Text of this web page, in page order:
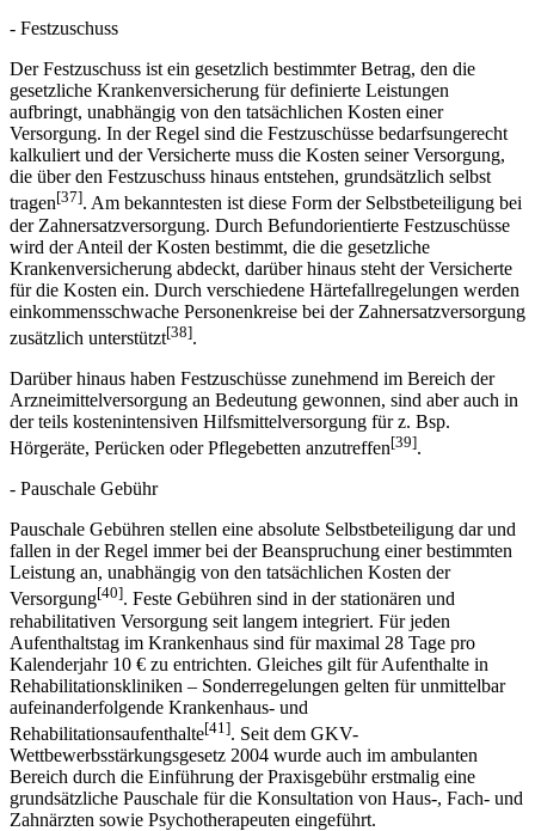
- Festzuschuss
Der Festzuschuss ist ein gesetzlich bestimmter Betrag, den die
gesetzliche Krankenversicherung für definierte Leistungen
aufbringt, unabhängig von den tatsächlichen Kosten einer
Versorgung. In der Regel sind die Festzuschüsse bedarfsungerecht
kalkuliert und der Versicherte muss die Kosten seiner Versorgung,
die über den Festzuschuss hinaus entstehen, grundsätzlich selbst
tragen[37]. Am bekanntesten ist diese Form der Selbstbeteiligung bei
der Zahnersatzversorgung. Durch Befundorientierte Festzuschüsse
wird der Anteil der Kosten bestimmt, die die gesetzliche
Krankenversicherung abdeckt, darüber hinaus steht der Versicherte
für die Kosten ein. Durch verschiedene Härtefallregelungen werden
einkommensschwache Personenkreise bei der Zahnersatzversorgung
zusätzlich unterstützt[38].
Darüber hinaus haben Festzuschüsse zunehmend im Bereich der
Arzneimittelversorgung an Bedeutung gewonnen, sind aber auch in
der teils kostenintensiven Hilfsmittelversorgung für z. Bsp.
Hörgeräte, Perücken oder Pflegebetten anzutreffen[39].
- Pauschale Gebühr
Pauschale Gebühren stellen eine absolute Selbstbeteiligung dar und
fallen in der Regel immer bei der Beanspruchung einer bestimmten
Leistung an, unabhängig von den tatsächlichen Kosten der
Versorgung[40]. Feste Gebühren sind in der stationären und
rehabilitativen Versorgung seit langem integriert. Für jeden
Aufenthaltstag im Krankenhaus sind für maximal 28 Tage pro
Kalenderjahr 10 € zu entrichten. Gleiches gilt für Aufenthalte in
Rehabilitationskliniken – Sonderregelungen gelten für unmittelbar
aufeinanderfolgende Krankenhaus- und
Rehabilitationsaufenthalte[41]. Seit dem GKV-
Wettbewerbsstärkungsgesetz 2004 wurde auch im ambulanten
Bereich durch die Einführung der Praxisgebühr erstmalig eine
grundsätzliche Pauschale für die Konsultation von Haus-, Fach- und
Zahnärzten sowie Psychotherapeuten eingeführt.